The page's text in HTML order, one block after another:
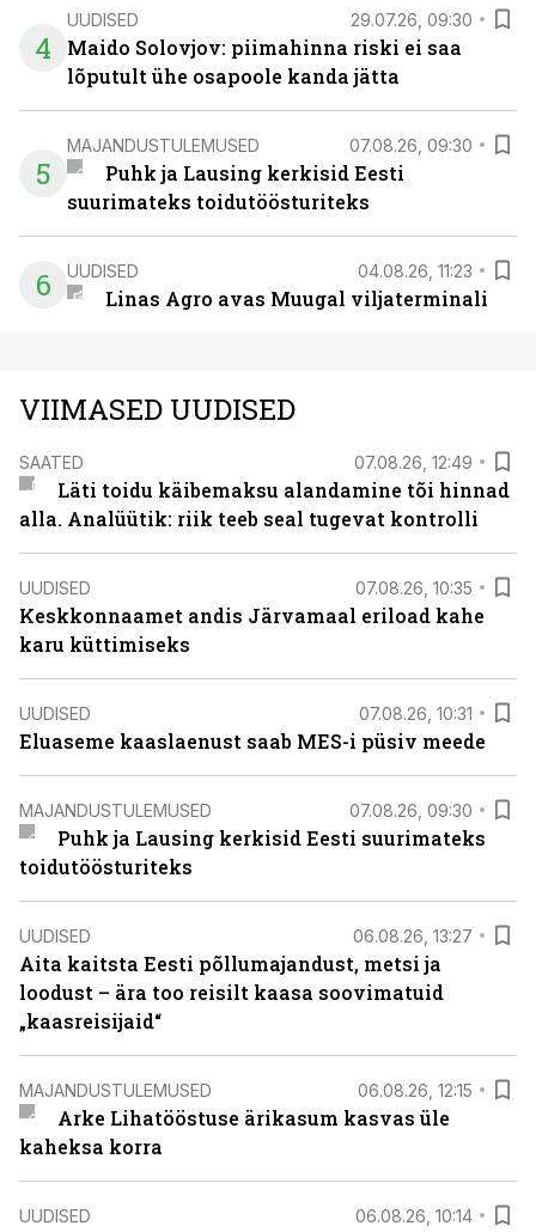
4
UUDISED 29.07.26, 09:30
Maido Solovjov: piimahinna riski ei saa
lõputult ühe osapoole kanda jätta
5
MAJANDUSTULEMUSED 07.08.26, 09:30
Puhk ja Lausing kerkisid Eesti
suurimateks toidutöösturiteks
6 UUDISED 04.08.26, 11:23
Linas Agro avas Muugal viljaterminali
VIIMASED UUDISED
SAATED 07.08.26, 12:49
Läti toidu käibemaksu alandamine tõi hinnad
alla. Analüütik: riik teeb seal tugevat kontrolli
UUDISED 07.08.26, 10:35
Keskkonnaamet andis Järvamaal eriload kahe
karu küttimiseks
UUDISED 07.08.26, 10:31
Eluaseme kaaslaenust saab MES-i püsiv meede
MAJANDUSTULEMUSED 07.08.26, 09:30
Puhk ja Lausing kerkisid Eesti suurimateks
toidutöösturiteks
UUDISED 06.08.26, 13:27
Aita kaitsta Eesti põllumajandust, metsi ja
loodust – ära too reisilt kaasa soovimatuid
„kaasreisijaid“
MAJANDUSTULEMUSED 06.08.26, 12:15
Arke Lihatööstuse ärikasum kasvas üle
kaheksa korra
UUDISED 06.08.26, 10:14